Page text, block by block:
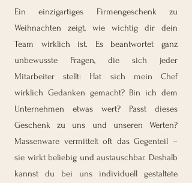
Ein einzigartiges Firmengeschenk zu
Weihnachten zeigt, wie wichtig dir dein
Team wirklich ist. Es beantwortet ganz
unbewusste Fragen, die sich jeder
Mitarbeiter stellt: Hat sich mein Chef
wirklich Gedanken gemacht? Bin ich dem
Unternehmen etwas wert? Passt dieses
Geschenk zu uns und unseren Werten?
Massenware vermittelt oft das Gegenteil –
sie wirkt beliebig und austauschbar. Deshalb
kannst du bei uns individuell gestaltete